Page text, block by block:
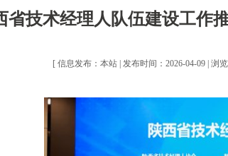
省技术经理人队伍建设工作
[ 信息发布：本站 | 发布时间：2026-04-09 | 浏